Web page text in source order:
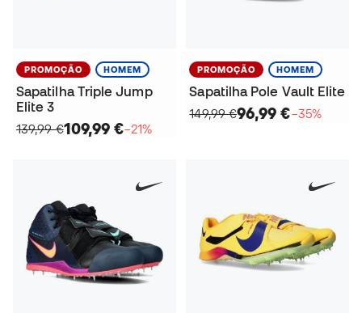
PROMOÇÃO HOMEM
Sapatilha Triple Jump
Elite 3
139,99 €109,99 €−21%
PROMOÇÃO HOMEM
Sapatilha Pole Vault Elite
149,99 €96,99 €−35%